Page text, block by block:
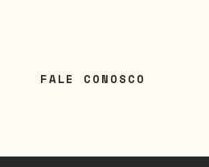
FALE CONOSCO